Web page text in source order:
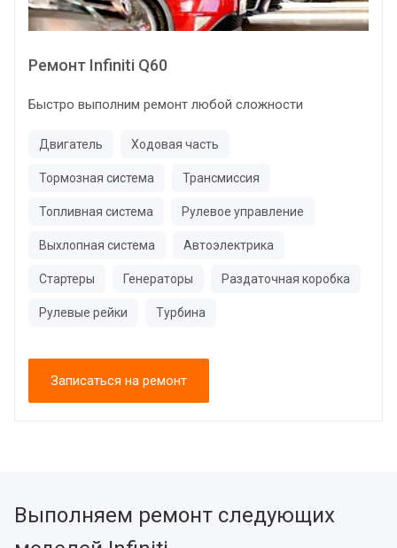
Ремонт Infiniti Q60
Быстро выполним ремонт любой сложности
Двигатель Ходовая часть
Тормозная система Трансмиссия
Топливная система Рулевое управление
Выхлопная система Автоэлектрика
Стартеры Генераторы Раздаточная коробка
Рулевые рейки Турбина
Записаться на ремонт
Выполняем ремонт следующих